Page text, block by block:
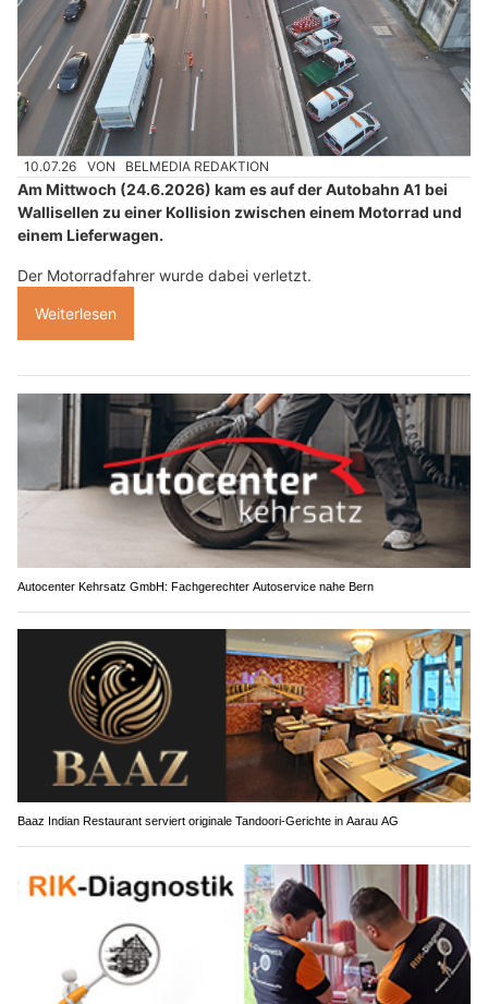
10.07.26 VON BELMEDIA REDAKTION
Am Mittwoch (24.6.2026) kam es auf der Autobahn A1 bei
Wallisellen zu einer Kollision zwischen einem Motorrad und
einem Lieferwagen.
Der Motorradfahrer wurde dabei verletzt.
Weiterlesen
Autocenter Kehrsatz GmbH: Fachgerechter Autoservice nahe Bern
Baaz Indian Restaurant serviert originale Tandoori-Gerichte in Aarau AG